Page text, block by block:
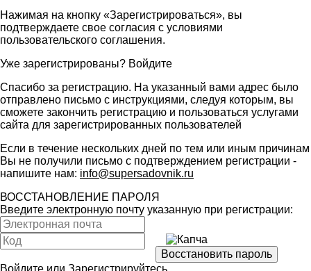
Нажимая на кнопку «Зарегистрироваться», вы
подтверждаете свое согласия с условиями
пользовательского соглашения.
Уже зарегистрированы? Войдите
Спасибо за регистрацию. На указанный вами адрес было
отправлено письмо с инструкциями, следуя которым, вы
сможете закончить регистрацию и пользоваться услугами
сайта для зарегистрированных пользователей
Если в течение нескольких дней по тем или иным причинам
Вы не получили письмо с подтверждением регистрации -
напишите нам: info@supersadovnik.ru
ВОССТАНОВЛЕНИЕ ПАРОЛЯ
Введите электронную почту указанную при регистрации:
Войдите или Зарегистрируйтесь